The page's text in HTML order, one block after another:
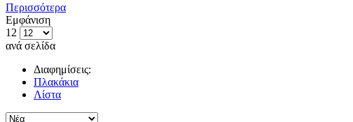
Περισσότερα
Εμφάνιση
12
ανά σελίδα
Διαφημίσεις:
Πλακάκια
Λίστα